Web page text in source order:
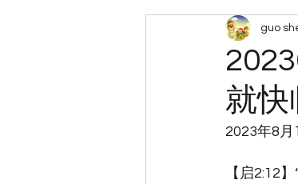
周六查经小组笔记
就快
guo
2023年8
【启2:12